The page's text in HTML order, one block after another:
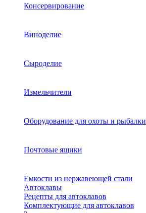
Консервирование
Виноделие
Сыроделие
Измельчители
Оборудование для охоты и рыбалки
Почтовые ящики
Емкости из нержавеющей стали
Автоклавы
Рецепты для автоклавов
Комплектующие для автоклавов